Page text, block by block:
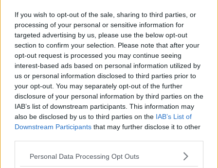
If you wish to opt-out of the sale, sharing to third parties, or
processing of your personal or sensitive information for
targeted advertising by us, please use the below opt-out
section to confirm your selection. Please note that after your
opt-out request is processed you may continue seeing
interest-based ads based on personal information utilized by
us or personal information disclosed to third parties prior to
your opt-out. You may separately opt-out of the further
disclosure of your personal information by third parties on the
IAB’s list of downstream participants. This information may
also be disclosed by us to third parties on the IAB’s List of
Downstream Participants that may further disclose it to other
Personal Data Processing Opt Outs
delle imprese. Aiutare a progettare il futuro gestendo insieme il
presente, nel rispetto del passato, questa la mission del nuovo Gal.
Il Gal agirà nei territori di24 Comuni: Sassetta, Monteverdi M.mo,
Suvereto, Castagneto Carducci, Bibbona, Casale M.mo,
Guardistallo, Capraia Isola, Volterra, Pomarance, Montecatini VdC,
Castelnuovo VdC, Riparbella, Montescudaio, Castellina, Chianni,
Santa Luce, Orciano Pisano, Crespina Lorenzana, Palaia,
Terricciola, Lajatico, Fauglia, Casciana Terme Lari. Parteciperanno
alla governance anche le associazioni di categoria delle attività
punto di riferimento per condividere le iniziative di valorizzazione
del territorio.